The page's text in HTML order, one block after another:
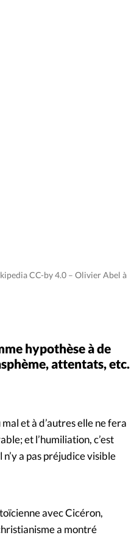
CC-by 4.0 – Olivier Abel à
hypothèse à de
attentats, etc.
et à d’autres elle ne fera
et l’humiliation, c’est
a pas préjudice visible
avec Cicéron,
a montré